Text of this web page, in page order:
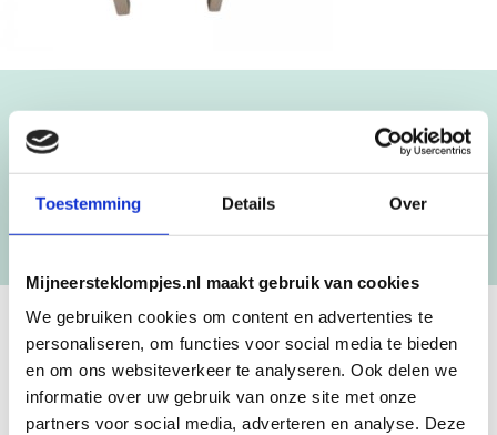
Toestemming Details Over
Mijneersteklompjes.nl maakt gebruik van cookies
We gebruiken cookies om content en advertenties te
personaliseren, om functies voor social media te bieden
en om ons websiteverkeer te analyseren. Ook delen we
informatie over uw gebruik van onze site met onze
partners voor social media, adverteren en analyse. Deze
Blijf op de hoogte!
NIEUWSBRIEF
[mc4wp_form id=”3182″]
GEBOORTEKLOMPJES EN
KRAAMCADEAU MET NAAM